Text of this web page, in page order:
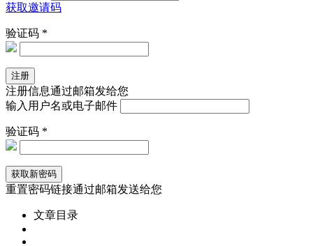
获取邀请码
验证码 *
注册信息通过邮箱发给您
输入用户名或电子邮件
验证码 *
重置密码链接通过邮箱发送给您
文章目录